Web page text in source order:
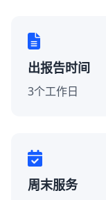
出报告时间
3个工作日
周末服务